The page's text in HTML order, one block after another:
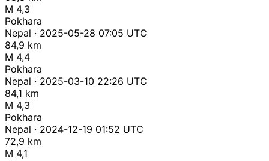
M 4,3
Pokhara
Nepal · 2025-05-28 07:05 UTC
84,9 km
M 4,4
Pokhara
Nepal · 2025-03-10 22:26 UTC
84,1 km
M 4,3
Pokhara
Nepal · 2024-12-19 01:52 UTC
72,9 km
M 4,1